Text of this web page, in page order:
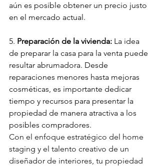
aún es posible obtener un precio justo
en el mercado actual.
5. Preparación de la vivienda: La idea
de preparar la casa para la venta puede
resultar abrumadora. Desde
reparaciones menores hasta mejoras
cosméticas, es importante dedicar
tiempo y recursos para presentar la
propiedad de manera atractiva a los
posibles compradores.
Con el enfoque estratégico del home
staging y el talento creativo de un
diseñador de interiores, tu propiedad